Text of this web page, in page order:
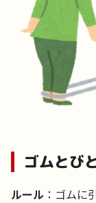
ゴムとび
ルール ：ゴムに